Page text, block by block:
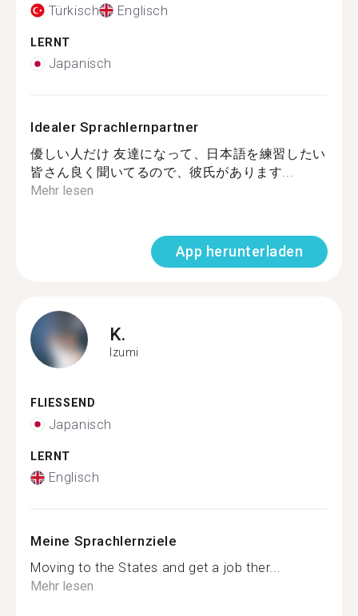
Türkisch Englisch
LERNT
Japanisch
Idealer Sprachlernpartner
優しい人だけ 友達になって、日本語を練習したい
皆さん良く聞いてるので、彼氏があります...
Mehr lesen
App herunterladen
K.
Izumi
FLIESSEND
Japanisch
LERNT
Englisch
Meine Sprachlernziele
Moving to the States and get a job ther...
Mehr lesen